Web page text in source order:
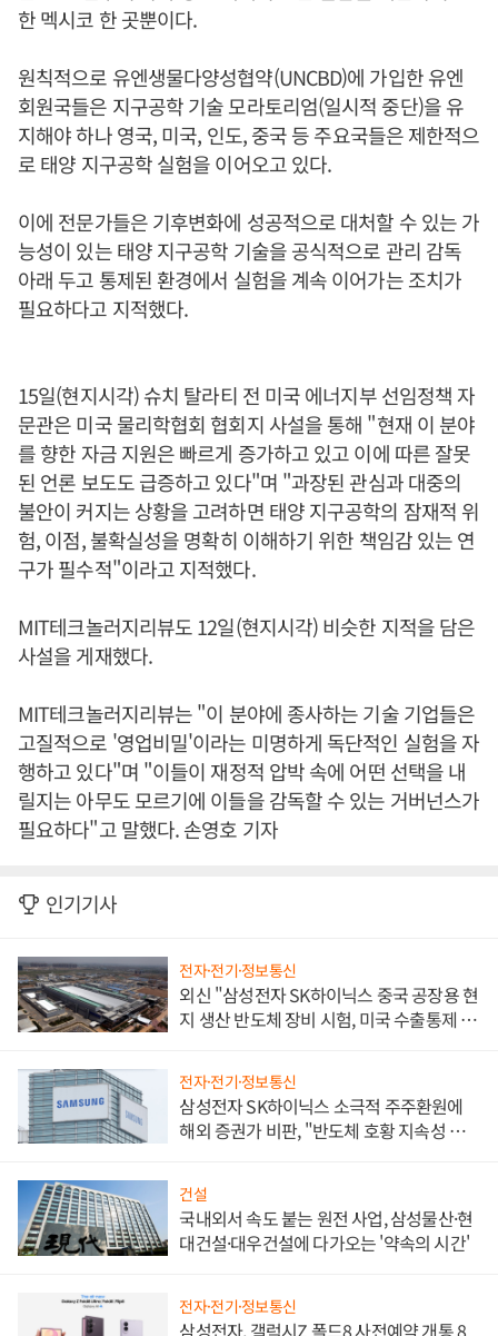
한 멕시코 한 곳뿐이다.
원칙적으로 유엔생물다양성협약(UNCBD)에 가입한 유엔
회원국들은 지구공학 기술 모라토리엄(일시적 중단)을 유
지해야 하나 영국, 미국, 인도, 중국 등 주요국들은 제한적으
로 태양 지구공학 실험을 이어오고 있다.
이에 전문가들은 기후변화에 성공적으로 대처할 수 있는 가
능성이 있는 태양 지구공학 기술을 공식적으로 관리 감독
아래 두고 통제된 환경에서 실험을 계속 이어가는 조치가
필요하다고 지적했다.
15일(현지시각) 슈치 탈라티 전 미국 에너지부 선임정책 자
문관은 미국 물리학협회 협회지 사설을 통해 "현재 이 분야
를 향한 자금 지원은 빠르게 증가하고 있고 이에 따른 잘못
된 언론 보도도 급증하고 있다"며 "과장된 관심과 대중의
불안이 커지는 상황을 고려하면 태양 지구공학의 잠재적 위
험, 이점, 불확실성을 명확히 이해하기 위한 책임감 있는 연
구가 필수적"이라고 지적했다.
MIT테크놀러지리뷰도 12일(현지시각) 비슷한 지적을 담은
사설을 게재했다.
MIT테크놀러지리뷰는 "이 분야에 종사하는 기술 기업들은
고질적으로 '영업비밀'이라는 미명하게 독단적인 실험을 자
행하고 있다"며 "이들이 재정적 압박 속에 어떤 선택을 내
릴지는 아무도 모르기에 이들을 감독할 수 있는 거버넌스가
필요하다"고 말했다. 손영호 기자
인기기사
전자·전기·정보통신
외신 "삼성전자 SK하이닉스 중국 공장용 현
지 생산 반도체 장비 시험, 미국 수출통제 대
전자·전기·정보통신
삼성전자 SK하이닉스 소극적 주주환원에
해외 증권가 비판, "반도체 호황 지속성 의
건설
국내외서 속도 붙는 원전 사업, 삼성물산·현
대건설·대우건설에 다가오는 '약속의 시간'
전자·전기·정보통신
삼성전자, 갤럭시Z 폴드8 사전예약 개통 8